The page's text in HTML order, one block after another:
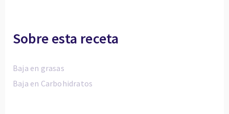
Sobre esta receta
Baja en grasas
Baja en Carbohidratos